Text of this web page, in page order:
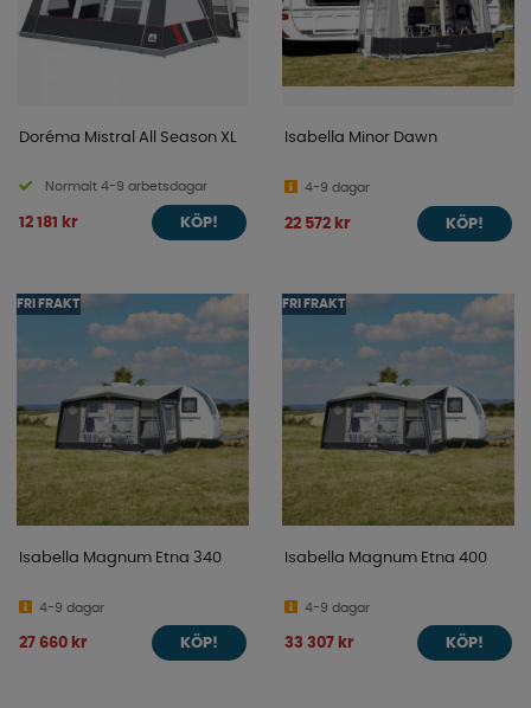
Doréma Mistral All Season XL
Normalt 4-9 arbetsdagar
12 181 kr KÖP!
Isabella Minor Dawn
4-9 dagar
22 572 kr KÖP!
FRI FRAKT
Isabella Magnum Etna 340
4-9 dagar
27 660 kr KÖP!
FRI FRAKT
Isabella Magnum Etna 400
4-9 dagar
33 307 kr KÖP!